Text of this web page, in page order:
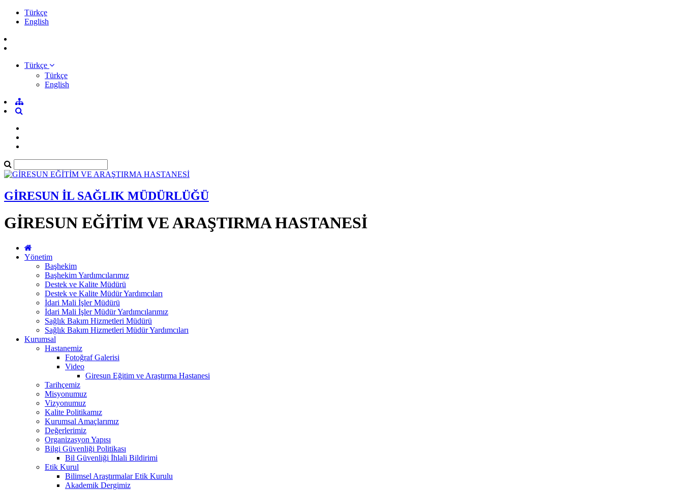
Türkçe
English
Türkçe
Türkçe
English
GİRESUN İL SAĞLIK MÜDÜRLÜĞÜ
GİRESUN EĞİTİM VE ARAŞTIRMA HASTANESİ
Yönetim
Başhekim
Başhekim Yardımcılarımız
Destek ve Kalite Müdürü
Destek ve Kalite Müdür Yardımcıları
İdari Mali İşler Müdürü
İdari Mali İşler Müdür Yardımcılarımız
Sağlık Bakım Hizmetleri Müdürü
Sağlık Bakım Hizmetleri Müdür Yardımcıları
Kurumsal
Hastanemiz
Fotoğraf Galerisi
Video
Giresun Eğitim ve Araştırma Hastanesi
Tarihçemiz
Misyonumuz
Vizyonumuz
Kalite Politikamız
Kurumsal Amaçlarımız
Değerlerimiz
Organizasyon Yapısı
Bilgi Güvenliği Politikası
Bil Güvenliği İhlali Bildirimi
Etik Kurul
Bilimsel Araştırmalar Etik Kurulu
Akademik Dergimiz